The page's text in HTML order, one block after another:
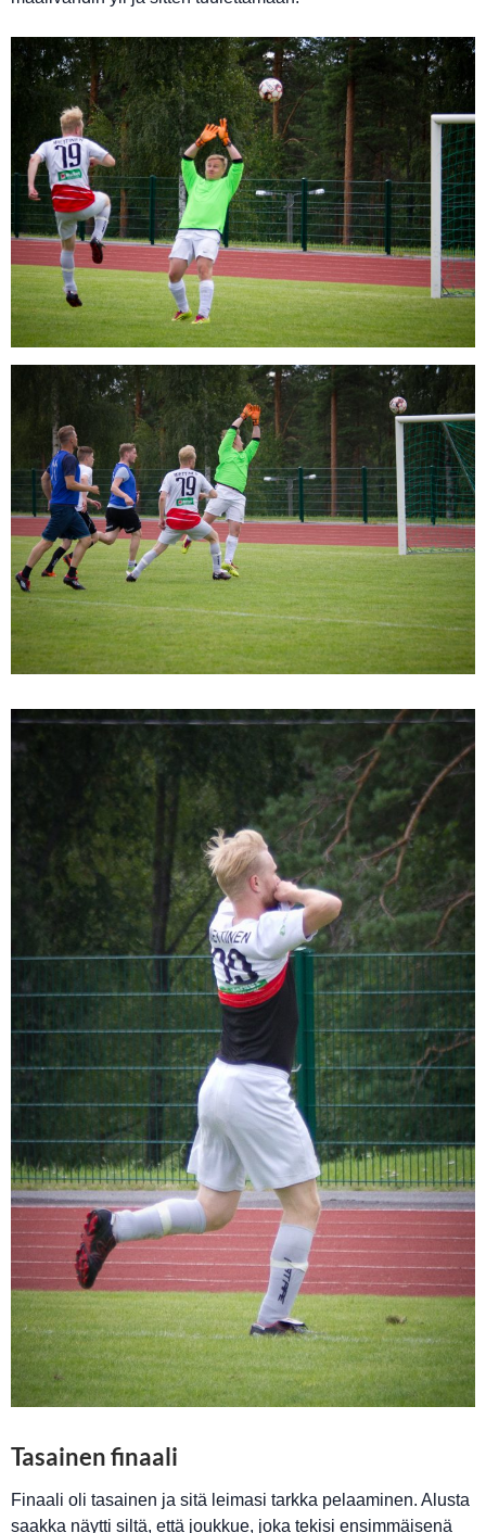
Tasainen finaali
Finaali oli tasainen ja sitä leimasi tarkka pelaaminen. Alusta
saakka näytti siltä, että joukkue, joka tekisi ensimmäisenä